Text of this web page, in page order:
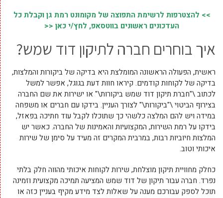
>> להצטרפות לרשימת התפוצה של מקומונט רמת גן וקבלת כל
העדכונים ראשונים בווטסאפ, לחץ/י כאן <<
איך בוחרים חברה לתיקון דוד שמש?
ראשית, הפעולה הראשונה המומלצת היא בדיקה של ביקורות והמלצות,
בדיקה של לקוחות קודמים. קיראו חוות דעת בגוגל, אפשר למשל
לכתוב \"חברת תיקון דוד שמש ביקורות\" או ישירות את שם החברה
בצירוף הביטוי \"ביקורות\" לצורך העניין. בידקו עם חברים או משפחה
במידה ויש להם המלצה כלשהי כך שתוכלו לקבל עוד חתיכה בפאזל,
בידקו על רמת השירות, המקצועיות והאמינות של החברה. כאשר יש
המלצות חיוביות רבות, במרבית המקרים זה מעיד על סימן של שירות
איכותי וטוב.
כחלק מחוויית תיקון מוצלחת, שירות לקוחות איכותי מהווה חלק בלתי
נפרד. חברה עבור תיקון של דוד שמש המציעה תמיכה מקצועית וזמינה
תוכל לספק עבורכם מענה על שאלות לצד מידע מקיף בעניין כזה או